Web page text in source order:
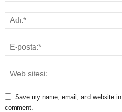
Save my name, email, and website
comment.